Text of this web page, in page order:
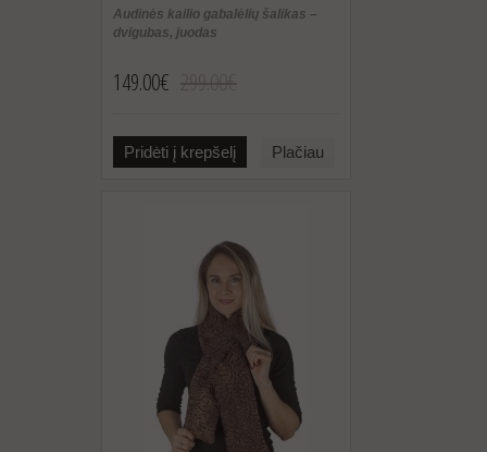
Audinės kailio gabalėlių šalikas –
dvigubas, juodas
149.00€
Pridėti į krepšelį Plačiau